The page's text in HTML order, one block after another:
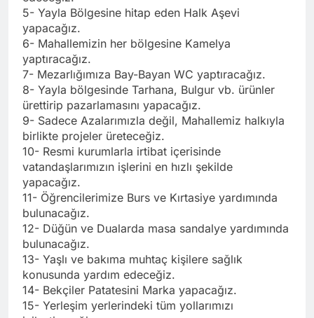
5- Yayla Bölgesine hitap eden Halk Aşevi
yapacağız.
6- Mahallemizin her bölgesine Kamelya
yaptıracağız.
7- Mezarlığımıza Bay-Bayan WC yaptıracağız.
8- Yayla bölgesinde Tarhana, Bulgur vb. ürünler
ürettirip pazarlamasını yapacağız.
9- Sadece Azalarımızla değil, Mahallemiz halkıyla
birlikte projeler üreteceğiz.
10- Resmi kurumlarla irtibat içerisinde
vatandaşlarımızın işlerini en hızlı şekilde
yapacağız.
11- Öğrencilerimize Burs ve Kırtasiye yardımında
bulunacağız.
12- Düğün ve Dualarda masa sandalye yardımında
bulunacağız.
13- Yaşlı ve bakıma muhtaç kişilere sağlık
konusunda yardım edeceğiz.
14- Bekçiler Patatesini Marka yapacağız.
15- Yerleşim yerlerindeki tüm yollarımızı